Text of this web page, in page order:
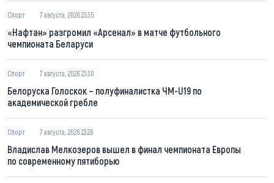
Спорт 7 августа, 2026 23:35
«Нафтан» разгромил «Арсенал» в матче футбольного
чемпионата Беларуси
Спорт 7 августа, 2026 23:30
Белоруска Голоскок – полуфиналистка ЧМ-U19 по
академической гребле
Спорт 7 августа, 2026 23:28
Владислав Мелкозеров вышел в финал чемпионата Европы
по современному пятиборью